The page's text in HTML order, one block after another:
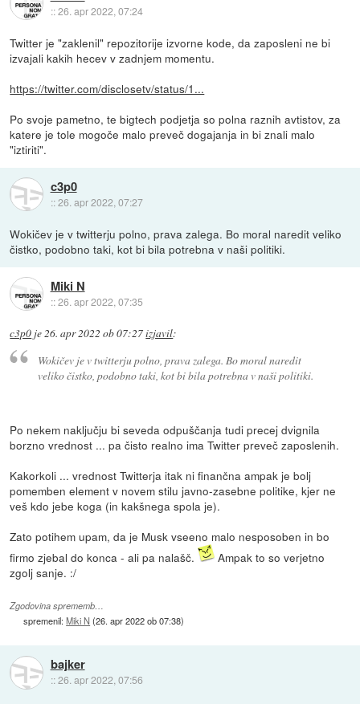
::26. apr 2022, 07:24
Twitter je "zaklenil" repozitorije izvorne kode, da zaposleni ne bi
izvajali kakih hecev v zadnjem momentu.
https://twitter.com/disclosetv/status/1...
Po svoje pametno, te bigtech podjetja so polna raznih avtistov, za
katere je tole mogoče malo preveč dogajanja in bi znali malo
"iztiriti".
c3p0
::26. apr 2022, 07:27
Wokičev je v twitterju polno, prava zalega. Bo moral naredit veliko
čistko, podobno taki, kot bi bila potrebna v naši politiki.
Miki N
::26. apr 2022, 07:35
c3p0 je26. apr 2022 ob 07:27izjavil:
Wokičev je v twitterju polno, prava zalega. Bo moral naredit
veliko čistko, podobno taki, kot bi bila potrebna v naši politiki.
Po nekem naključju bi seveda odpuščanja tudi precej dvignila
borzno vrednost ... pa čisto realno ima Twitter preveč zaposlenih.
Kakorkoli ... vrednost Twitterja itak ni finančna ampak je bolj
pomemben element v novem stilu javno-zasebne politike, kjer ne
veš kdo jebe koga (in kakšnega spola je).
Zato potihem upam, da je Musk vseeno malo nesposoben in bo
firmo zjebal do konca - ali pa nalašč.
Ampak to so verjetno
zgolj sanje. :/
Zgodovina sprememb…
spremenil:Miki N(26. apr 2022 ob 07:38)
bajker
::26. apr 2022, 07:56